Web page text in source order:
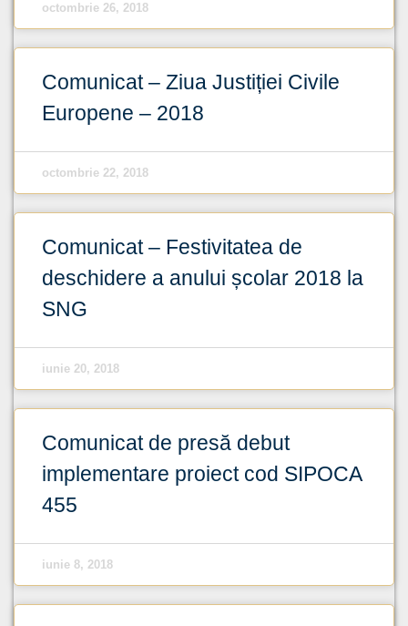
octombrie 26, 2018
Comunicat – Ziua Justiției Civile
Europene – 2018
octombrie 22, 2018
Comunicat – Festivitatea de
deschidere a anului școlar 2018 la
SNG
iunie 20, 2018
Comunicat de presă debut
implementare proiect cod SIPOCA
455
iunie 8, 2018